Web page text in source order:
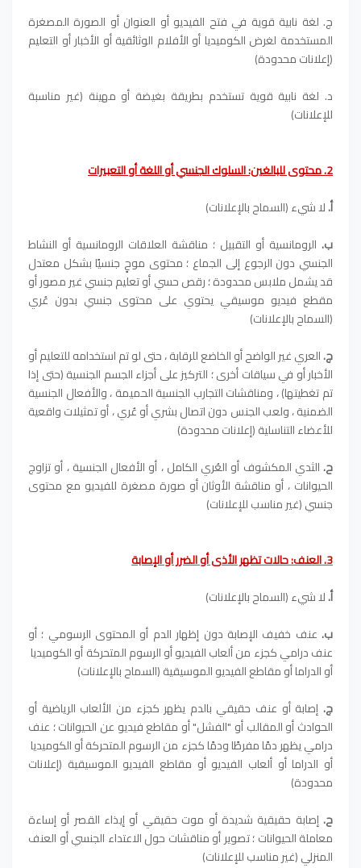
ج. لغة نابية قوية في فتح الفيديو أو العنوان أو الصورة المصغرة
المستخدمة لغرض الكوميديا أو الأفلام الوثائقية أو الأخبار أو التعليم
(إعلانات محدودة)
د. لغة نابية قوية تستخدم بطريقة بغيضة أو مهينة (غير مناسبة
للإعلانات)
2. محتوى للبالغين: السلوك الجنسي أو اللغة أو التعبيرات
أ.لا شيء (السماح بالإعلانات)
ب. الرومانسية أو التقبيل ؛ مناقشة العلاقات الرومانسية أو النشاط
الجنسي دون الرجوع إلى الجماع ؛ محتوى موحٍ جنسيًا بشكل معتدل
قد يشمل ملابس محدودة ؛ رقص حسي أو تعليم جنسي غير مصور أو
مقطع فيديو موسيقي يحتوي على محتوى جنسي بدون عُري
(السماح بالإعلانات)
ج.العري غير الواضح أو الخاضع للرقابة ، حتى لو تم استخدامه للتعليم أو
الأخبار أو في سياقات أخرى ؛ التركيز على أجزاء الجسم الجنسية (حتى إذا
تم تغطيتها) ، ومناقشات التجارب الجنسية الحميمة ، والأفعال الجنسية
الضمنية ، ولعب الجنس دون اتصال بشري أو عُري ، أو تمثيلات واقعية
للأعضاء التناسلية (إعلانات محدودة)
ح. الثدي المكشوف أو العُري الكامل ، أو الأفعال الجنسية ، أو تزاوج
الحيوانات ، أو مناقشة الأوثان أو صورة مصغرة للفيديو مع محتوى
جنسي (غير مناسب للإعلانات)
3. العنف: حالات تظهر الأذى أو الضرر أو الإصابة
أ.لا شيء (السماح بالإعلانات)
ب. عنف خفيف الإصابة دون إظهار الدم أو المحتوى الرسومي ؛ أو
عنف درامي كجزء من ألعاب الفيديو أو الرسوم المتحركة أو الكوميديا ​​
أو الدراما أو مقاطع الفيديو الموسيقية (السماح بالإعلانات)
ج. إصابة أو عنف حقيقي بالدم يظهر كجزء من الألعاب الرياضية أو
الحوادث أو المقالب أو "الفشل" أو مقاطع فيديو عن الحيوانات ؛ عنف
درامي يظهر دمًا مفرطًا ودمًا كجزء من الرسوم المتحركة أو الكوميديا ​​
أو الدراما أو ألعاب الفيديو أو مقاطع الفيديو الموسيقية (إعلانات
محدودة)
ح. إصابة حقيقية شديدة أو موت حقيقي أو إيذاء القصر أو إساءة
معاملة الحيوانات ؛ تصوير أو مناقشات حول الاعتداء الجنسي أو العنف
المنزلي (غير مناسب للإعلانات)